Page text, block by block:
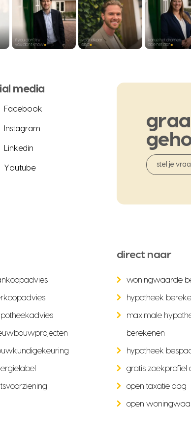
media
Facebook
Instagram
Linkedin
Youtube stel je
direct naar
woningwaarde
hypotheek
maximale
berekenen
hypotheek
gratis zoekprofiel
open taxatie dag
open